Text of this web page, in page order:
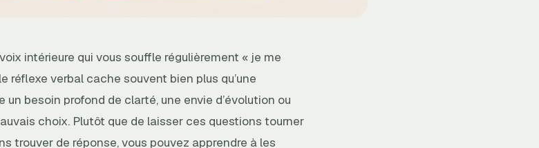
intérieure qui vous souffle régulièrement « je me
réflexe verbal cache souvent bien plus qu’une
besoin profond de clarté, une envie d’évolution ou
choix. Plutôt que de laisser ces questions tourner
trouver de réponse, vous pouvez apprendre à les